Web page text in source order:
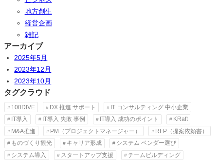
地方創生
経営企画
雑記
アーカイブ
2025年5月
2023年12月
2023年10月
タグクラウド
100DIVE DX 推進 サポート
IT コンサルティング 中小企業
IT導入
IT導入 失敗 事例 IT導入 成功のポイント
KRaft
M&A推進
PM（プロジェクトマネージャー）
RFP（提案依頼書）
ものづくり観光
キャリア形成
システム ベンダー選び
システム導入
スタートアップ支援
チームビルディング